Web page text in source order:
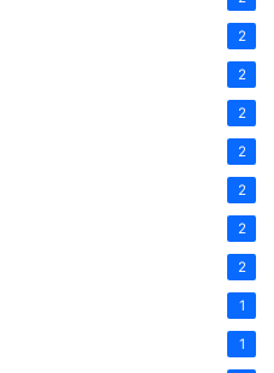
2
2
2
2
2
2
2
1
1